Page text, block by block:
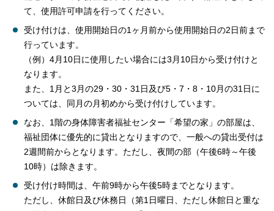
て、使用許可申請を行ってください。
受け付けは、使用開始日の1ヶ月前から使用開始日の2日前まで
行っています。
（例）4月10日に使用したい場合には3月10日から受け付けと
なります。
また、1月と3月の29・30・31日及び5・7・8・10月の31日に
ついては、同月の月初めから受け付けしています。
なお、1階の身体障害者福祉センター「希望の家」の部屋は、
福祉団体に優先的に貸出となりますので、一般への貸出受付は
2週間前からとなります。ただし、夜間の部（午後6時～午後
10時）は除きます。
受け付け時間は、午前9時から午後5時までとなります。
ただし、休館日及び休務日（第1日曜日、ただし休館日と重な